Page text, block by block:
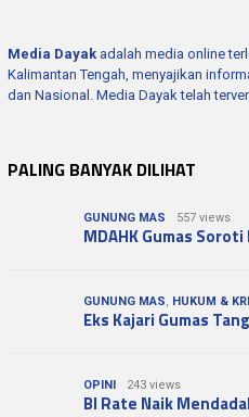
Media Dayak adalah media online
Kalimantan Tengah, menyajikan
dan Nasional. Media Dayak telah
PALING BANYAK DILIHAT
GUNUNG MAS 557 views
MDAHK Gumas
GUNUNG MAS HUKUM &
Eks Kajari Gumas
OPINI 243 views
BI Rate Naik